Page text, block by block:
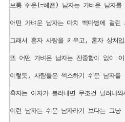
보통 쉬운(=헤픈) 남자는 가벼운 남자를
어떤 가벼운 남자는 마치 백마병에 걸
그래서 혼자 사랑을 키우고, 혼자 상처
또 어떤 가벼운 남자는 진중함이 없이
이렇듯, 사람들은 섹스하기 쉬운 남자를
혹자는 여자가 불러내면 무조건 달려나
이런 남자는 쉬운 남자라기 보다는 그